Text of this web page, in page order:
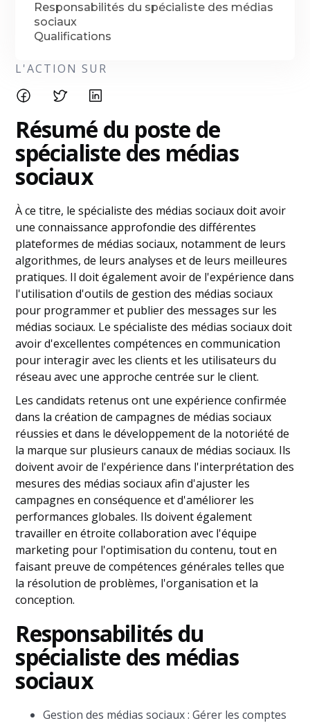
Responsabilités du spécialiste des médias
sociaux
Qualifications
L'ACTION SUR
Résumé du poste de
spécialiste des médias
sociaux
À ce titre, le spécialiste des médias sociaux doit avoir
une connaissance approfondie des différentes
plateformes de médias sociaux, notamment de leurs
algorithmes, de leurs analyses et de leurs meilleures
pratiques. Il doit également avoir de l'expérience dans
l'utilisation d'outils de gestion des médias sociaux
pour programmer et publier des messages sur les
médias sociaux. Le spécialiste des médias sociaux doit
avoir d'excellentes compétences en communication
pour interagir avec les clients et les utilisateurs du
réseau avec une approche centrée sur le client.
Les candidats retenus ont une expérience confirmée
dans la création de campagnes de médias sociaux
réussies et dans le développement de la notoriété de
la marque sur plusieurs canaux de médias sociaux. Ils
doivent avoir de l'expérience dans l'interprétation des
mesures des médias sociaux afin d'ajuster les
campagnes en conséquence et d'améliorer les
performances globales. Ils doivent également
travailler en étroite collaboration avec l'équipe
marketing pour l'optimisation du contenu, tout en
faisant preuve de compétences générales telles que
la résolution de problèmes, l'organisation et la
conception.
Responsabilités du
spécialiste des médias
sociaux
Gestion des médias sociaux : Gérer les comptes